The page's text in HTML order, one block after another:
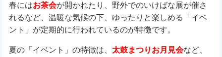
春にはお茶会が開かれたり、野外でのいけばな展が催さ
れるなど、温暖な気候の下、ゆったりと楽しめる「イベ
ント」が定期的に行われているのが特徴です。
夏の「イベント」の特徴は、 太鼓まつり お月見会など、